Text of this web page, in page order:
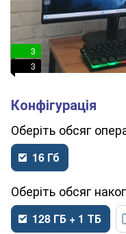
3
3
обсяг
16 Гб
обсяг
128 ГБ + 1 ТБ